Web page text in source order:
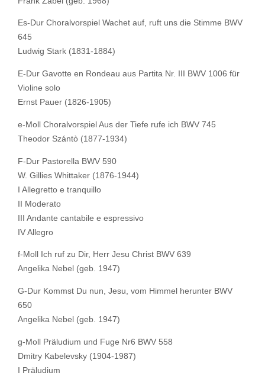
Es-Dur Choralvorspiel Wachet auf, ruft uns die Stimme BWV
645
Ludwig Stark (1831-1884)
E-Dur Gavotte en Rondeau aus Partita Nr. III BWV 1006 für
Violine solo
Ernst Pauer (1826-1905)
e-Moll Choralvorspiel Aus der Tiefe rufe ich BWV 745
Theodor Szántò (1877-1934)
F-Dur Pastorella BWV 590
W. Gillies Whittaker (1876-1944)
I Allegretto e tranquillo
II Moderato
III Andante cantabile e espressivo
IV Allegro
f-Moll Ich ruf zu Dir, Herr Jesu Christ BWV 639
Angelika Nebel (geb. 1947)
G-Dur Kommst Du nun, Jesu, vom Himmel herunter BWV
650
Angelika Nebel (geb. 1947)
g-Moll Präludium und Fuge Nr6 BWV 558
Dmitry Kabelevsky (1904-1987)
I Präludium